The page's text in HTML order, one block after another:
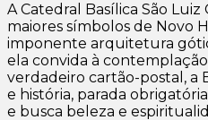
A Catedral Basílica São
maiores símbolos de Novo
imponente arquitetura
ela convida à
verdadeiro cartão-postal, a
e história, parada
e busca beleza e